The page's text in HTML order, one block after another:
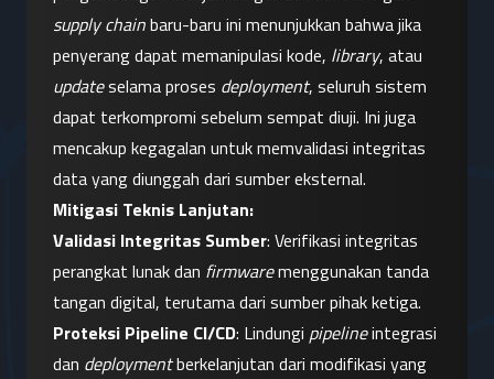
supply chain baru-baru ini menunjukkan bahwa jika
penyerang dapat memanipulasi kode, library
update selama proses deployment, seluruh sistem
dapat terkompromi sebelum sempat diuji. Ini juga
mencakup kegagalan untuk memvalidasi integritas
data yang diunggah dari sumber eksternal.
Mitigasi Teknis Lanjutan:
Validasi Integritas Sumber: Verifikasi integritas
perangkat lunak dan firmware menggunakan tanda
tangan digital, terutama dari sumber pihak ketiga.
Proteksi Pipeline CI/CD: Lindungi pipeline integrasi
dan deployment berkelanjutan dari modifikasi yang